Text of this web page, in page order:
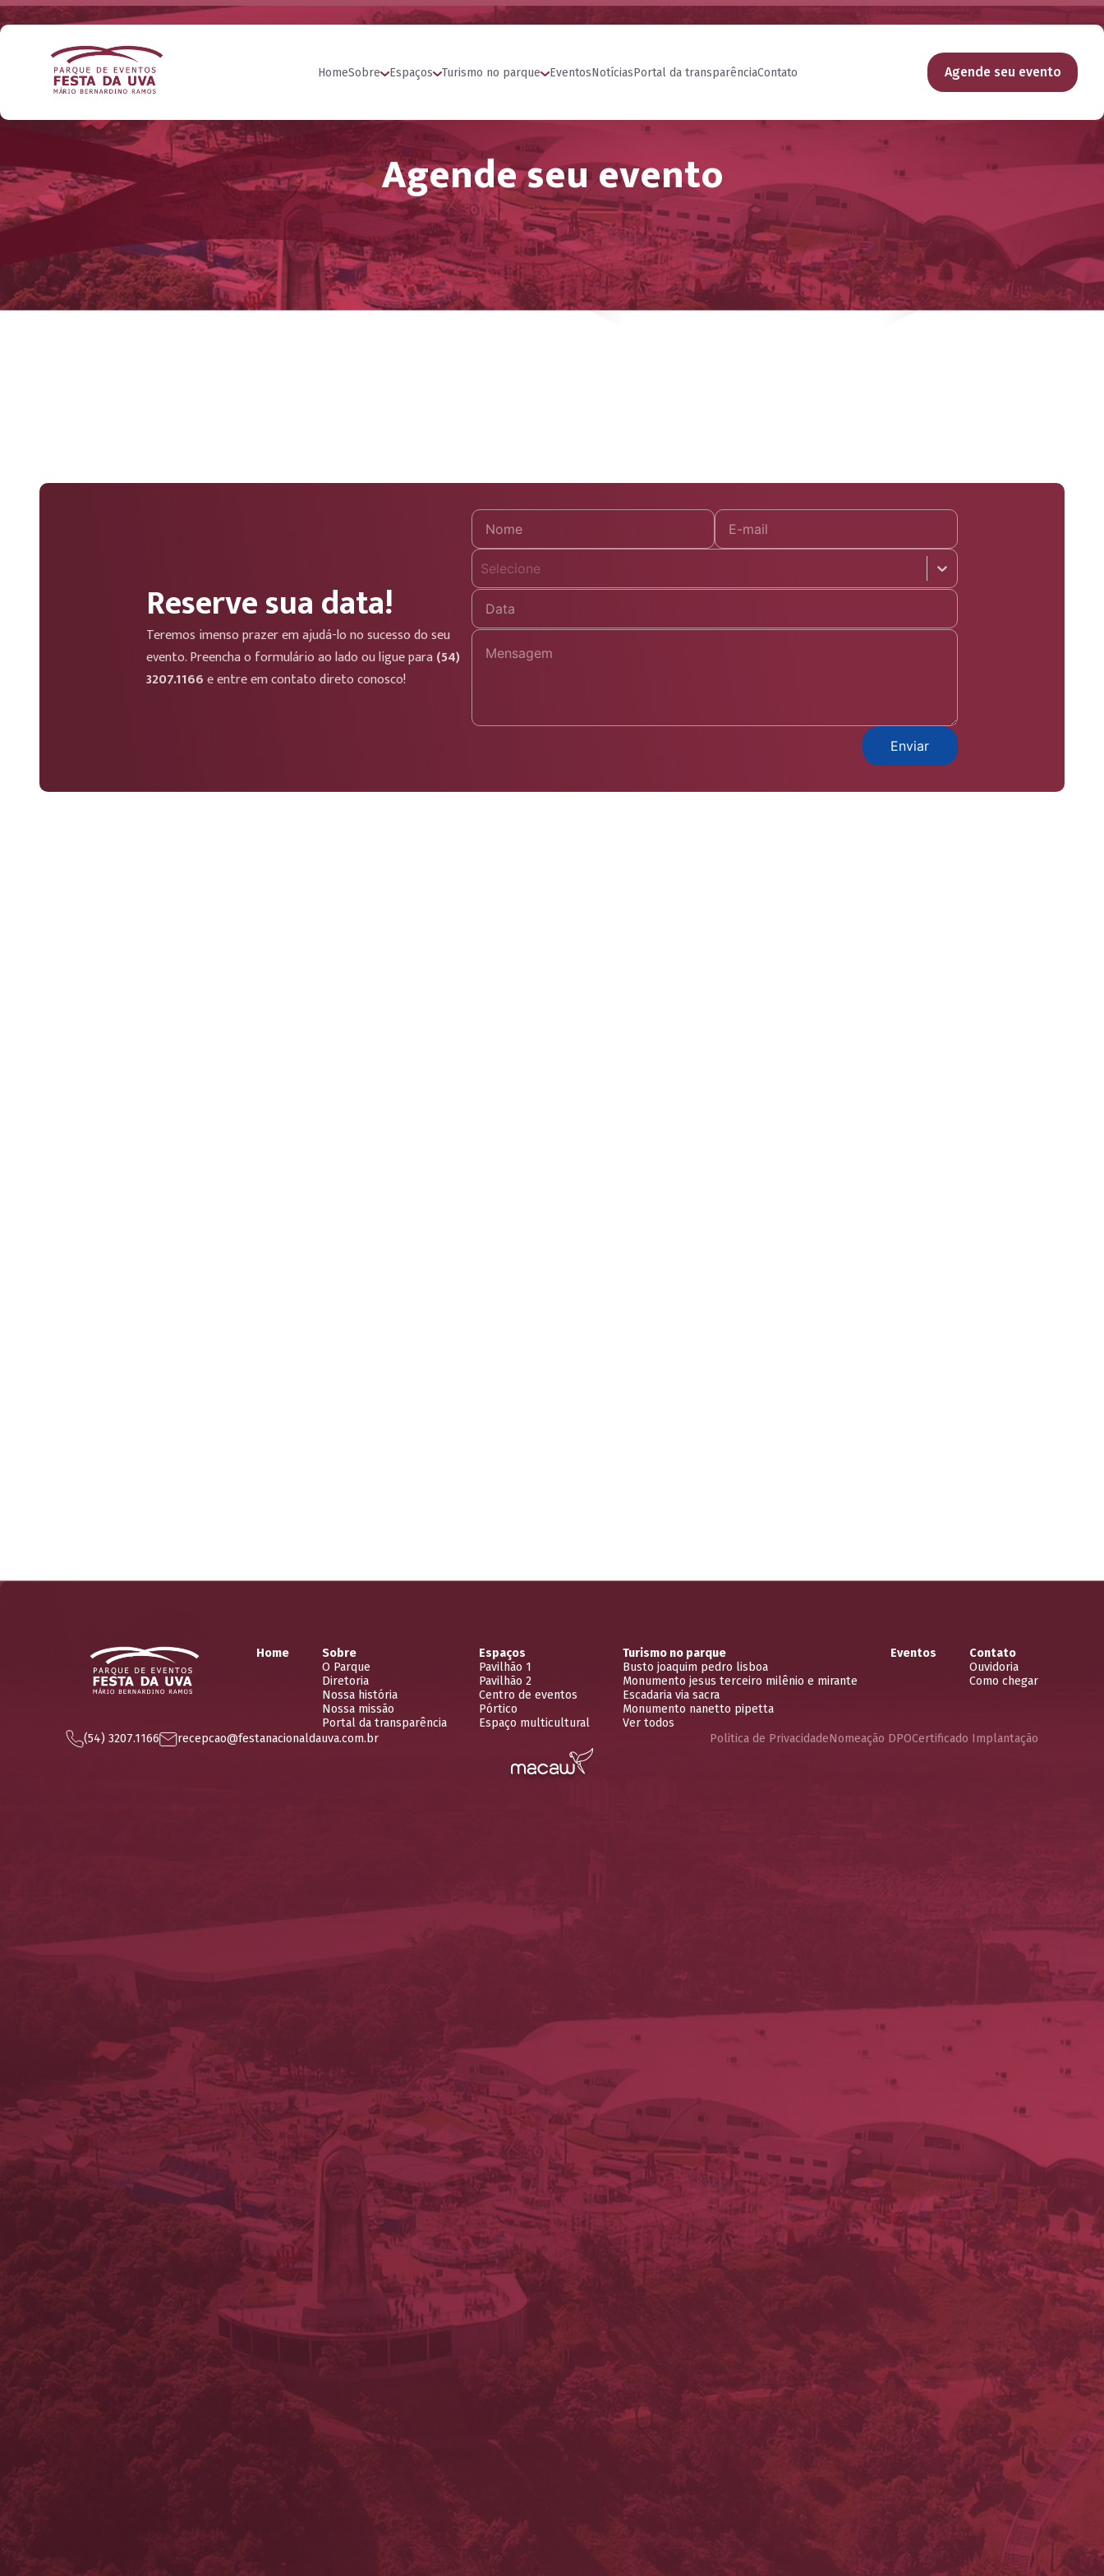
HomeSobre Espaços Turismo no parque EventosNotíciasPortal da transparênciaContato Agende seu evento
Agende seu evento
Reserve sua data!
Teremos imenso prazer em ajudá-lo no sucesso do seu
evento. Preencha o formulário ao lado ou ligue para(54)
3207.1166e entre em contato direto conosco!
Selecione
Home
Sobre
O Parque
Diretoria
Nossa história
Nossa missão
Portal da transparência
Espaços
Pavilhão 1
Pavilhão 2
Centro de eventos
Pórtico
Espaço multicultural
Turismo no parque
Busto joaquim pedro lisboa
Monumento jesus terceiro milênio e mirante
Escadaria via sacra
Monumento nanetto pipetta
Ver todos
Eventos
Contato
Ouvidoria
Como chegar
(54) 3207.1166 recepcao@festanacionaldauva.com.br Politica de PrivacidadeNomeação DPOCertificado Implantação